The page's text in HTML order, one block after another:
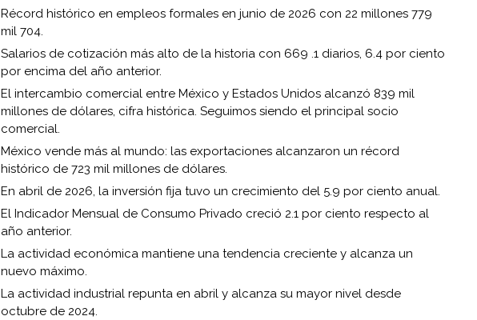
Récord histórico en empleos formales en junio de 2026 con 22 millones 779
mil 704.
Salarios de cotización más alto de la historia con 669 .1 diarios, 6.4 por ciento
por encima del año anterior.
El intercambio comercial entre México y Estados Unidos alcanzó 839 mil
millones de dólares, cifra histórica. Seguimos siendo el principal socio
comercial.
México vende más al mundo: las exportaciones alcanzaron un récord
histórico de 723 mil millones de dólares.
En abril de 2026, la inversión fija tuvo un crecimiento del 5.9 por ciento anual.
El Indicador Mensual de Consumo Privado creció 2.1 por ciento respecto al
año anterior.
La actividad económica mantiene una tendencia creciente y alcanza un
nuevo máximo.
La actividad industrial repunta en abril y alcanza su mayor nivel desde
octubre de 2024.